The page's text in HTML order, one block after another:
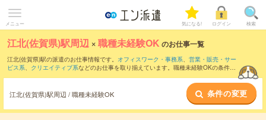
メニュー 気になる! ログイン 検索
江北(佐賀県)駅周辺 ×職種未経験OK のお仕事一覧
江北(佐賀県)駅の派遣のお仕事情報です。 オフィスワーク・事務系、 営業・販売・サー
ビス系、 クリエイティブ系などのお仕事を取り揃えています。職種未経験OKの条件の
江北(佐賀県)駅周辺 / 職種未経験OK 条件の変更